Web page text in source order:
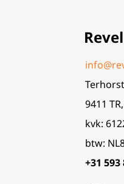
9411
kvk:
btw:
+31 593